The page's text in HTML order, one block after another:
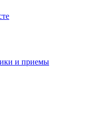
и приемы